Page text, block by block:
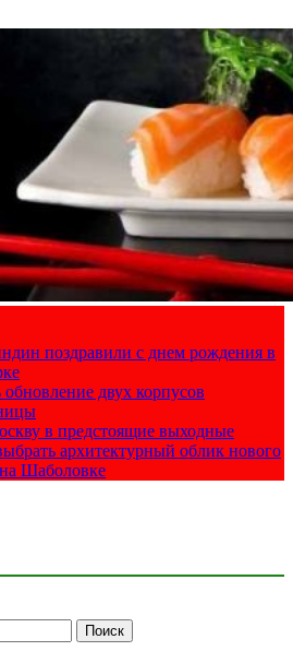
поздравили с днем рождения в
двух корпусов
в предстоящие выходные
архитектурный облик нового
Шаболовке